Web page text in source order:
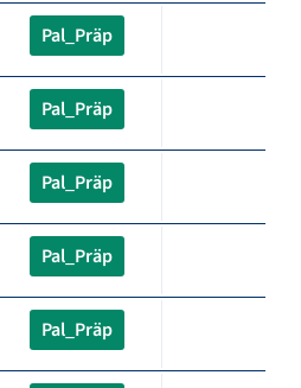
Pal_Präp
Pal_Präp
Pal_Präp
Pal_Präp
Pal_Präp